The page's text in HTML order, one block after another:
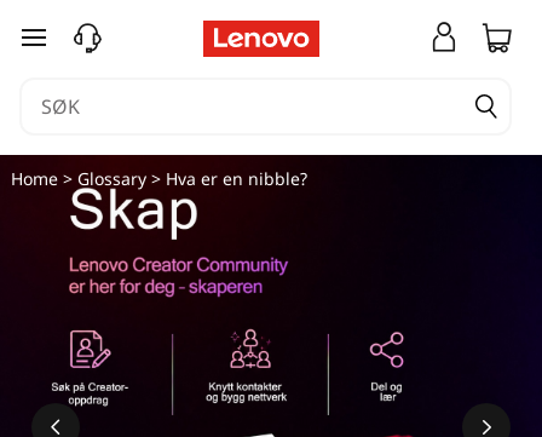
gå til hovedinnhold
Home> Glossary> Hva er en nibble?